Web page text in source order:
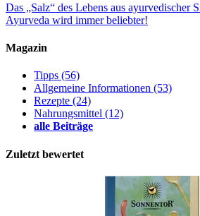
Das „Salz“ des Lebens aus ayurvedischer
Ayurveda wird immer beliebter!
Magazin
Tipps (56)
Allgemeine Informationen (53)
Rezepte (24)
Nahrungsmittel (12)
alle Beiträge
Zuletzt bewertet